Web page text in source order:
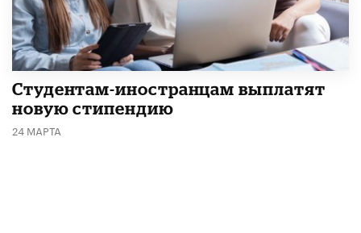
Студентам-иностранцам выплатят
новую стипендию
24 МАРТА